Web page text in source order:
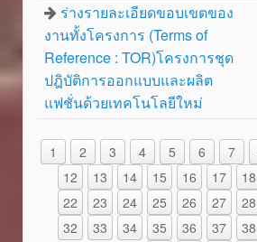
ร่างรายละเอียดขอบเขตของ
งานทั้งโครงการ (Terms of
Reference : TOR)โครงการชุด
ปฎิบัติการออกแบบและผลิต
แฟชั่นด้วยเทคโนโลยีใหม่
1 2 3 4 5 6 7
12
13 14 15 16 17 18
22
23 24 25 26 27 28
32
33 34 35 36 37 38